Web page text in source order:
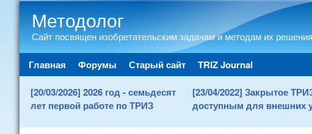
Методолог
Сайт посвящен изобретательским задачам и методам их
Main menu
Главная Форумы Старый сайт TRIZ Journal
[20/03/2026] 2026 год - семьдесят
лет первой работе по ТРИЗ
[23/04/2022] Закрытое
доступным для внешних